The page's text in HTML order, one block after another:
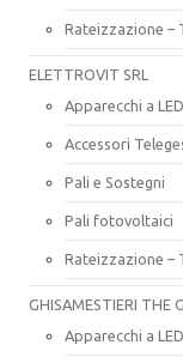
Rateizzazione –
ELETTROVIT SRL
Apparecchi a LED
Accessori
Pali e Sostegni
Pali fotovoltaici
Rateizzazione –
GHISAMESTIERI THE
Apparecchi a LED